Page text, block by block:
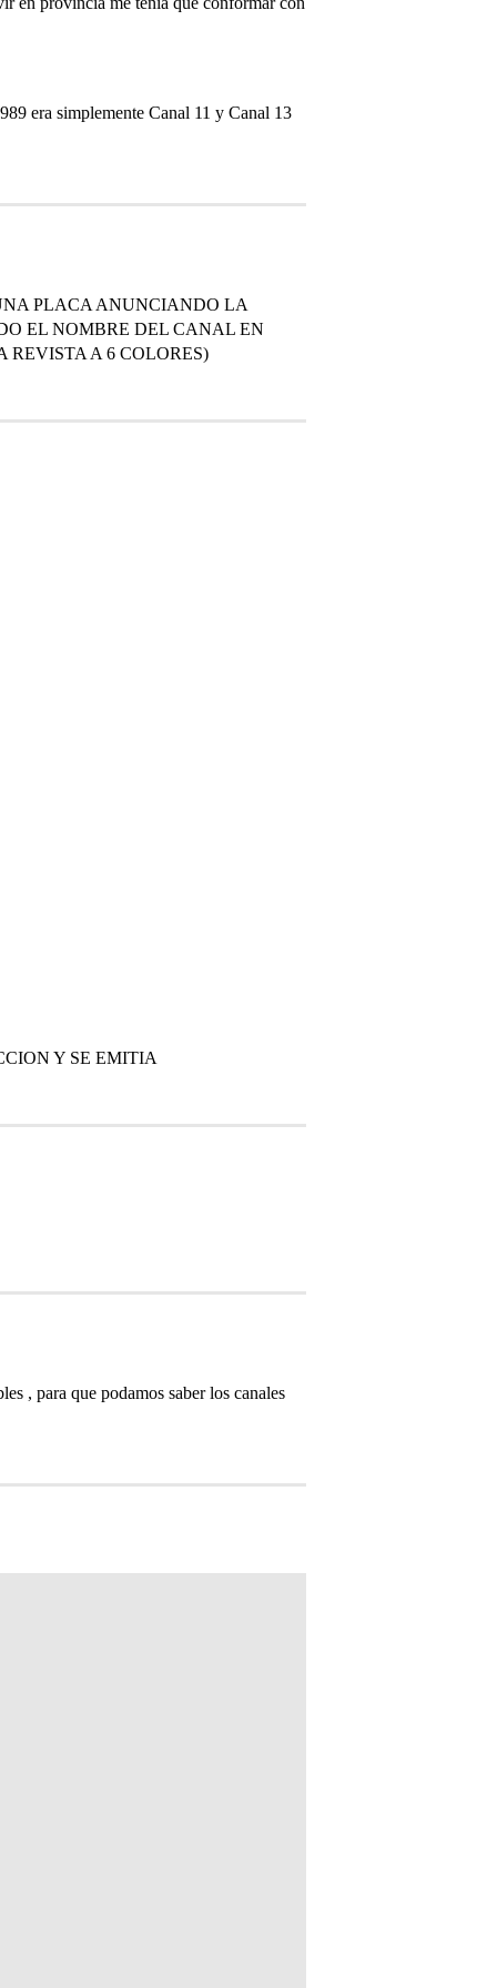
era simplemente Canal 11 y Canal 13
PLACA ANUNCIANDO LA
EL NOMBRE DEL CANAL EN
REVISTA A 6 COLORES)
Y SE EMITIA
, para que podamos saber los canales